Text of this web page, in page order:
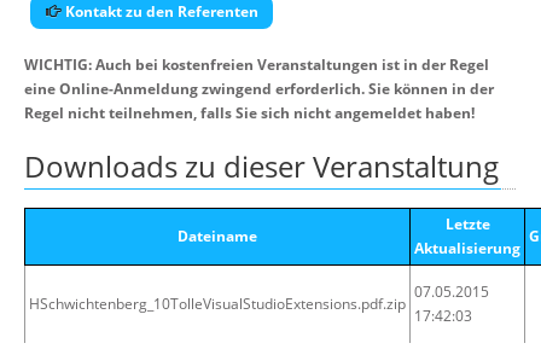
Kontakt zu den Referenten
WICHTIG: Auch bei kostenfreien Veranstaltungen ist in der Regel
eine Online-Anmeldung zwingend erforderlich. Sie können in der
Regel nicht teilnehmen, falls Sie sich nicht angemeldet haben!
Downloads zu dieser Veranstaltung
Dateiname
Letzte
Aktualisierung
HSchwichtenberg_10TolleVisualStudioExtensions.pdf.zip
07.05.2015
17:42:03